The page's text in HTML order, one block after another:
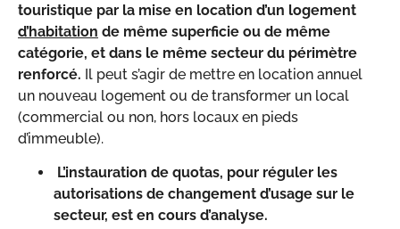
touristique par la mise en location d’un logement
d’habitation de même superficie ou de même
catégorie, et dans le même secteur du périmètre
renforcé. Il peut s’agir de mettre en location annuel
un nouveau logement ou de transformer un local
(commercial ou non, hors locaux en pieds
d’immeuble).
L’instauration de quotas, pour réguler les
autorisations de changement d’usage sur le
secteur, est en cours d’analyse.